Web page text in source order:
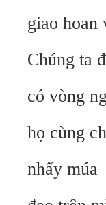
giao hoan
Chúng ta
có vòng
họ cùng
nhẩy múa